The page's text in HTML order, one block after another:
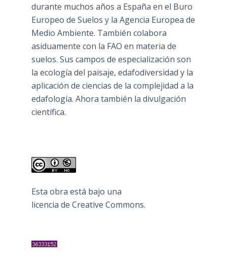
durante muchos años a España en el Buro
Europeo de Suelos y la Agencia Europea de
Medio Ambiente. También colabora
asiduamente con la FAO en materia de
suelos. Sus campos de especialización son
la ecología del paisaje, edafodiversidad y la
aplicación de ciencias de la complejidad a la
edafología. Ahora también la divulgación
científica.
Esta obra está bajo una
licencia de Creative Commons.